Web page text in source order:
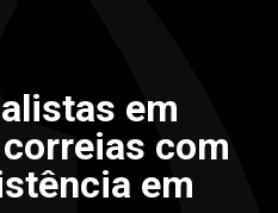
em
com
em